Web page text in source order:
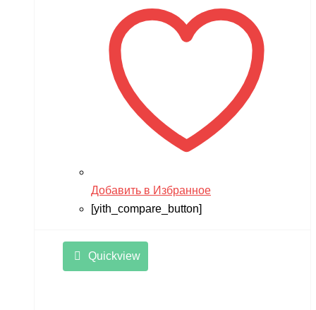
Добавить в Избранное
[yith_compare_button]
Quickview